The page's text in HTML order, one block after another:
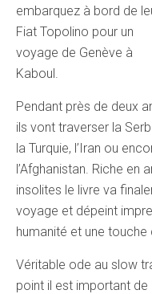
embarquez à bord de
Fiat Topolino pour un
voyage de Genève à
Kaboul.
Pendant près de deux
ils vont traverser la
la Turquie, l’Iran ou
l’Afghanistan. Riche en
insolites le livre va
voyage et dépeint
humanité et une touche
Véritable ode au slow
point il est important